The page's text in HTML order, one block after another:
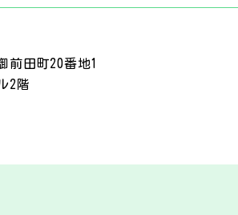
前田町20番地1
2階